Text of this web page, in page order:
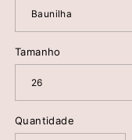
Tamanho
Quantidade